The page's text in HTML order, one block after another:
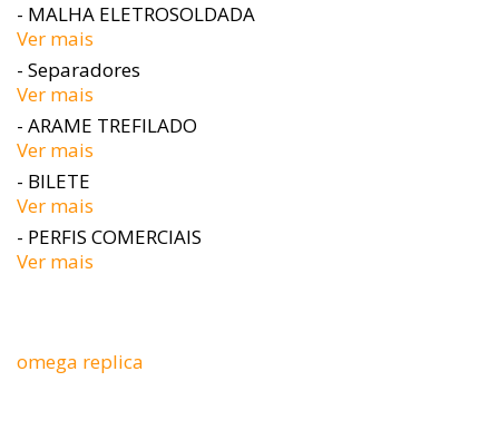
- MALHA ELETROSOLDADA
Ver mais
- Separadores
Ver mais
- ARAME TREFILADO
Ver mais
- BILETE
Ver mais
- PERFIS COMERCIAIS
Ver mais
omega replica